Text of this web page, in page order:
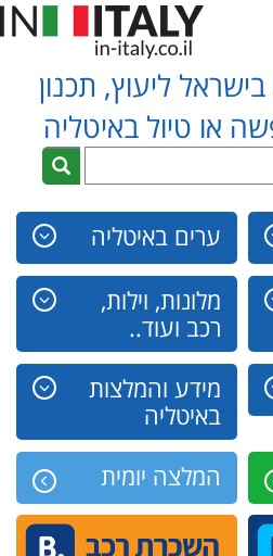
ליעוץ, תכנון
או טיול באיטליה
ערים באיטליה
מלונות, וילות,
רכב ועוד..
מידע והמלצות
באיטליה
המלצה יומית